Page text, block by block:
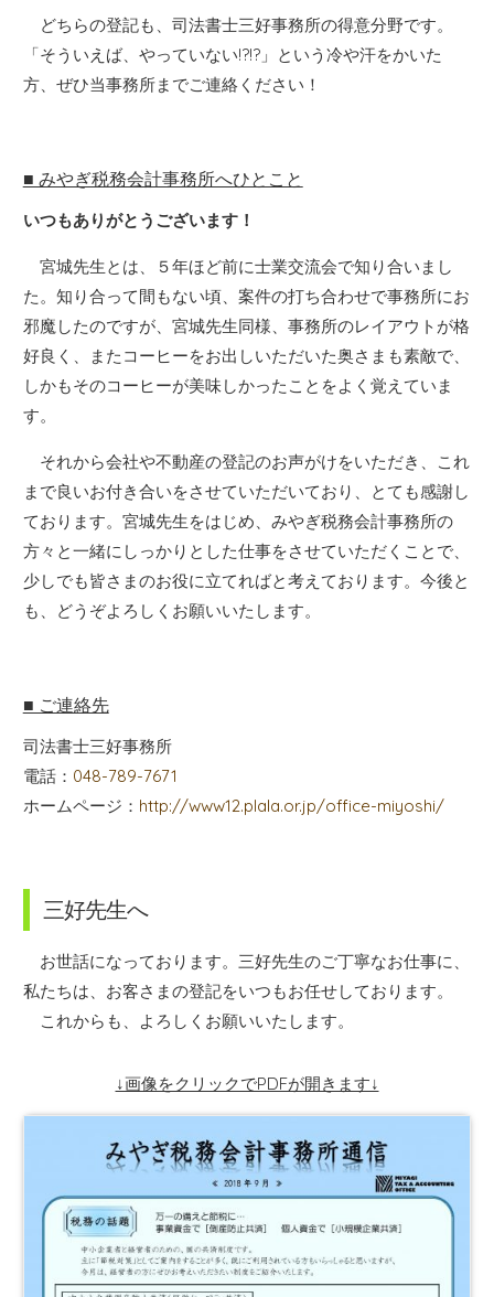
どちらの登記も、司法書士三好事務所の得意分野です。
「そういえば、やっていない!?!?」という冷や汗をかいた
方、ぜひ当事務所までご連絡ください！
■ みやぎ税務会計事務所へひとこと
いつもありがとうございます！
宮城先生とは、５年ほど前に士業交流会で知り合いまし
た。知り合って間もない頃、案件の打ち合わせで事務所にお
邪魔したのですが、宮城先生同様、事務所のレイアウトが格
好良く、またコーヒーをお出しいただいた奥さまも素敵で、
しかもそのコーヒーが美味しかったことをよく覚えていま
す。
それから会社や不動産の登記のお声がけをいただき、これ
まで良いお付き合いをさせていただいており、とても感謝し
ております。宮城先生をはじめ、みやぎ税務会計事務所の
方々と一緒にしっかりとした仕事をさせていただくことで、
少しでも皆さまのお役に立てればと考えております。今後と
も、どうぞよろしくお願いいたします。
■ ご連絡先
司法書士三好事務所
電話： 048-789-7671
ホームページ： http://www12.plala.or.jp/office-miyoshi/
三好先生へ
お世話になっております。三好先生のご丁寧なお仕事に、
私たちは、お客さまの登記をいつもお任せしております。
これからも、よろしくお願いいたします。
↓画像をクリックでPDFが開きます↓